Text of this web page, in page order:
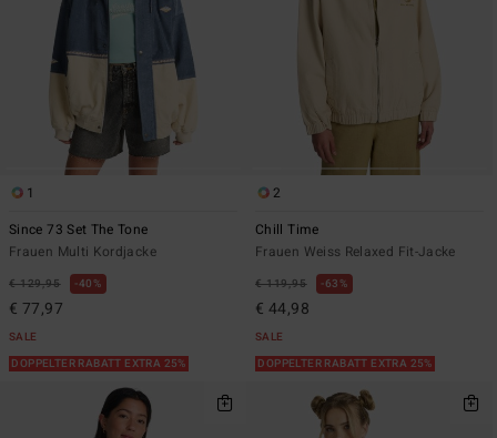
1
Since 73 Set The Tone
Frauen Multi Kordjacke
€ 129,95 40%
€ 77,97
SALE
DOPPELTER RABATT EXTRA 25%
2
Chill Time
Frauen Weiss Relaxed Fit-Jacke
€ 119,95 63%
€ 44,98
SALE
DOPPELTER RABATT EXTRA 25%